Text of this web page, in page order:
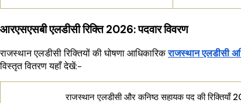
आरएसएसबी एलडीसी रिक्ति 2026: पदवार विवरण
राजस्थान एलडीसी रिक्तियों की घोषणा आधिकारिकराजस्थान एलडीसी
विस्तृत वितरण यहाँ देखें:-
राजस्थान एलडीसी और कनिष्ठ सहायक पद की रिक्तियाँ